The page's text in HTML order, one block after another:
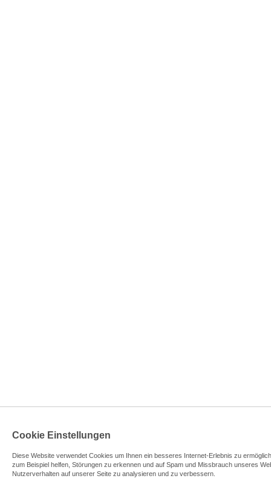
Cookie Einstellungen
Diese Website verwendet Cookies um Ihnen ein besseres Internet-Erlebnis zu
zum Beispiel helfen, Störungen zu erkennen und auf Spam und Missbrauch unseres
Nutzerverhalten auf unserer Seite zu analysieren und zu verbessern.